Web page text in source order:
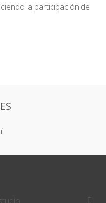
la participación de